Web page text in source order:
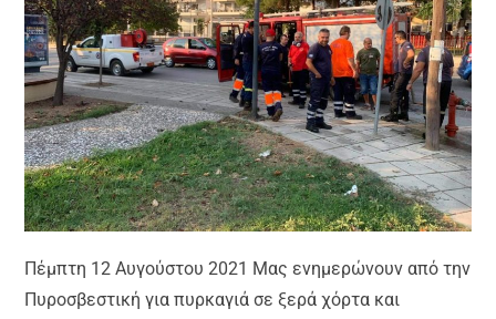
Πέμπτη 12 Αυγούστου 2021 Μας ενημερώνουν από την
Πυροσβεστική για πυρκαγιά σε ξερά χόρτα και